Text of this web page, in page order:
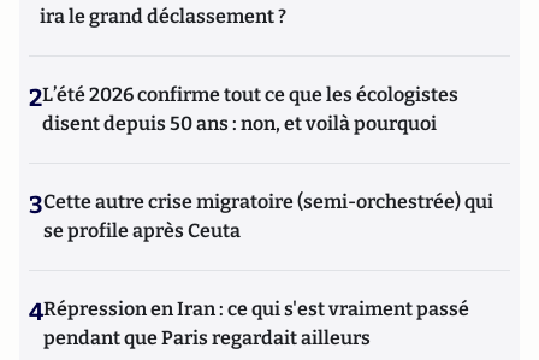
ira le grand déclassement ?
2L’été 2026 confirme tout ce que les écologistes
disent depuis 50 ans : non, et voilà pourquoi
3Cette autre crise migratoire (semi-orchestrée) qui
se profile après Ceuta
4Répression en Iran : ce qui s'est vraiment passé
pendant que Paris regardait ailleurs